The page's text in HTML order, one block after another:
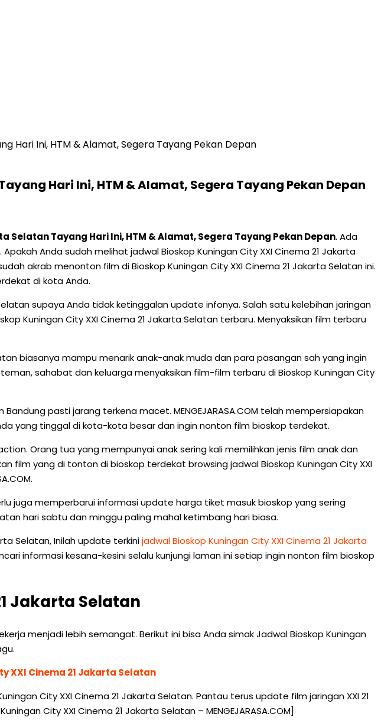
Hari Ini, HTM & Alamat, Segera Tayang Pekan Depan
Hari Ini, HTM & Alamat, Segera Tayang Pekan Depan
Selatan Tayang Hari Ini, HTM & Alamat, Segera Tayang Pekan Depan. Ada
Anda sudah melihat jadwal Bioskop Kuningan City XXI Cinema 21 Jakarta
akrab menonton film di Bioskop Kuningan City XXI Cinema 21 Jakarta Selatan ini.
di kota Anda.
supaya Anda tidak ketinggalan update infonya. Salah satu kelebihan jaringan
Kuningan City XXI Cinema 21 Jakarta Selatan terbaru. Menyaksikan film terbaru
biasanya mampu menarik anak-anak muda dan para pasangan sah yang ingin
sahabat dan keluarga menyaksikan film-film terbaru di Bioskop Kuningan City
pasti jarang terkena macet. MENGEJARASA.COM telah mempersiapakan
yang tinggal di kota-kota besar dan ingin nonton film bioskop terdekat.
Orang tua yang mempunyai anak sering kali memilihkan jenis film anak dan
film yang di tonton di bioskop terdekat browsing jadwal Bioskop Kuningan City XXI
juga memperbarui informasi update harga tiket masuk bioskop yang sering
hari sabtu dan minggu paling mahal ketimbang hari biasa.
Selatan, Inilah update terkinijadwal Bioskop Kuningan City XXI Cinema 21 Jakarta
informasi kesana-kesini selalu kunjungi laman ini setiap ingin nonton film bioskop
Jakarta Selatan
menjadi lebih semangat. Berikut ini bisa Anda simak Jadwal Bioskop Kuningan
XXI Cinema 21 Jakarta Selatan
City XXI Cinema 21 Jakarta Selatan. Pantau terus update film jaringan XXI 21
City XXI Cinema 21 Jakarta Selatan – MENGEJARASA.COM]